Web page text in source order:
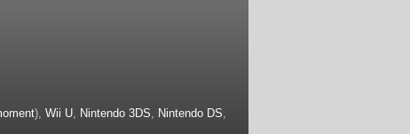
), Wii U, Nintendo 3DS, Nintendo DS,